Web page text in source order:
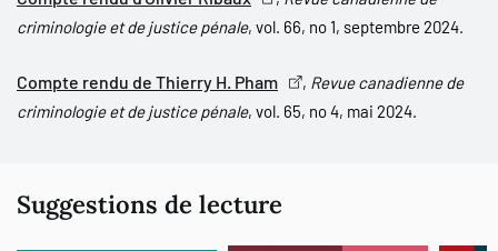
criminologie et de justice pénale, vol. 66, no 1, septembre 2024.
Compte rendu de Thierry H. Pham , Revue canadienne de
criminologie et de justice pénale, vol. 65, no 4, mai 2024.
Suggestions de lecture